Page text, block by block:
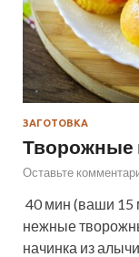
ЗАГОТОВКА
Оставьте
40 мин (ваши 15
нежные
начинка из